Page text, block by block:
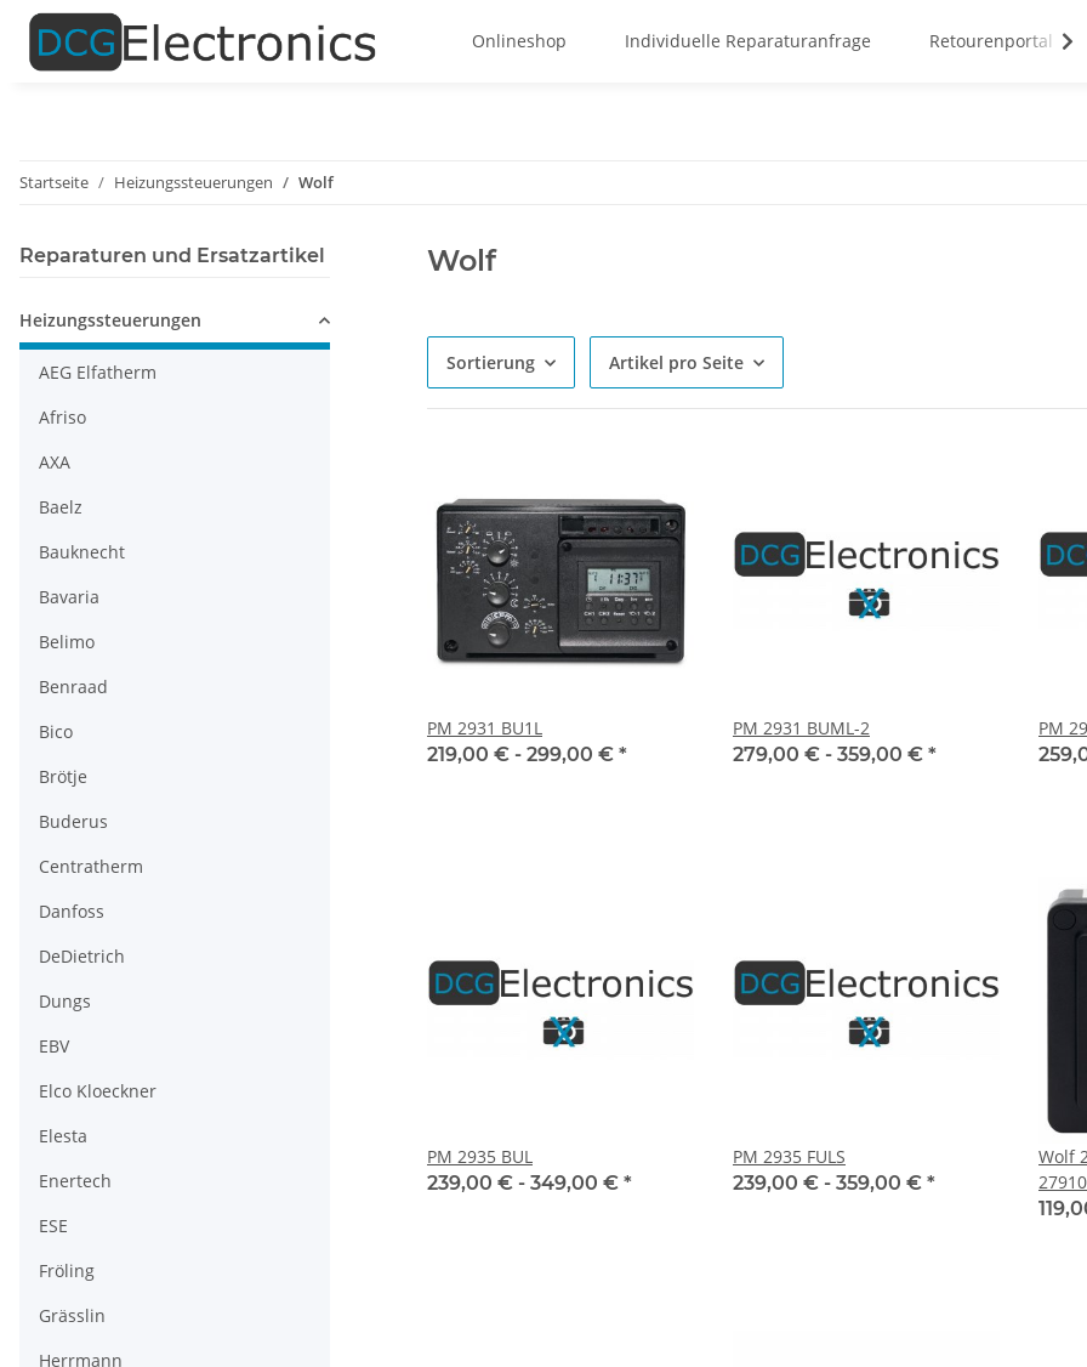
Onlineshop Individuelle Reparaturanfrage Retourenportal
Startseite Heizungssteuerungen Wolf
Wolf
Sortierung Artikel pro Seite
PM 2931 BU1L
219,00 € - 299,00 € *
PM 2931 BUML-2
279,00 € - 359,00 € *
PM
PM 2935 BUL
239,00 € - 349,00 € *
PM 2935 FULS
239,00 € - 359,00 € *
Wolf
Reparaturen und Ersatzartikel
Heizungssteuerungen
AEG Elfatherm
Afriso
AXA
Baelz
Bauknecht
Bavaria
Belimo
Benraad
Bico
Brötje
Buderus
Centratherm
Danfoss
DeDietrich
Dungs
EBV
Elco Kloeckner
Elesta
Enertech
ESE
Fröling
Grässlin
Herrmann